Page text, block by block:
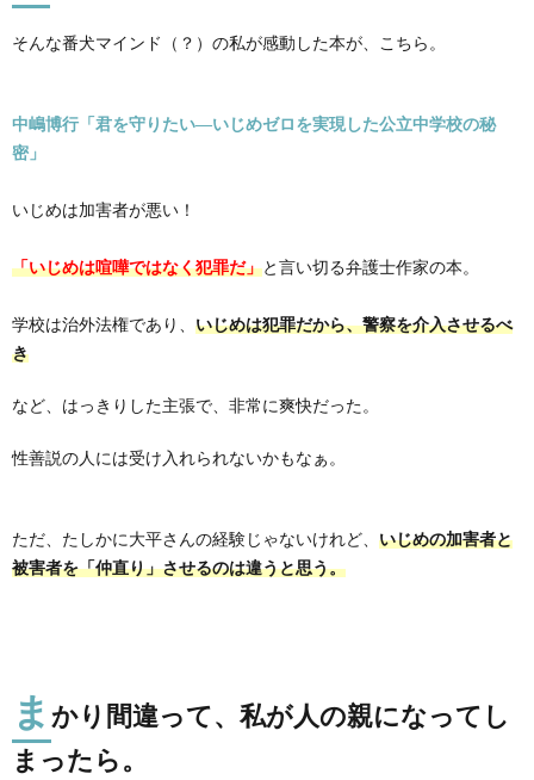
そんな番犬マインド（？）の私が感動した本が、こちら。
中嶋博行「君を守りたい―いじめゼロを実現した公立中学校の秘
密」
いじめは加害者が悪い！
「いじめは喧嘩ではなく犯罪だ」と言い切る弁護士作家の本。
学校は治外法権であり、 いじめは犯罪だから、警察を介入させるべ
き
など、はっきりした主張で、非常に爽快だった。
性善説の人には受け入れられないかもなぁ。
ただ、たしかに大平さんの経験じゃないけれど、 いじめの加害者と
被害者を「仲直り」させるのは違うと思う。
ま かり間違って、私が人の親になってし
まったら。